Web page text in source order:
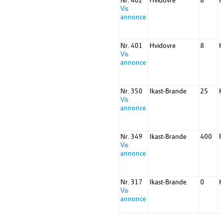
Vis
annonce
Nr. 401
Vis
annonce
Hvidovre 8
Nr. 350
Vis
annonce
Ikast-Brande 25
Nr. 349
Vis
annonce
Ikast-Brande 400
Nr. 317
Vis
annonce
Ikast-Brande 0